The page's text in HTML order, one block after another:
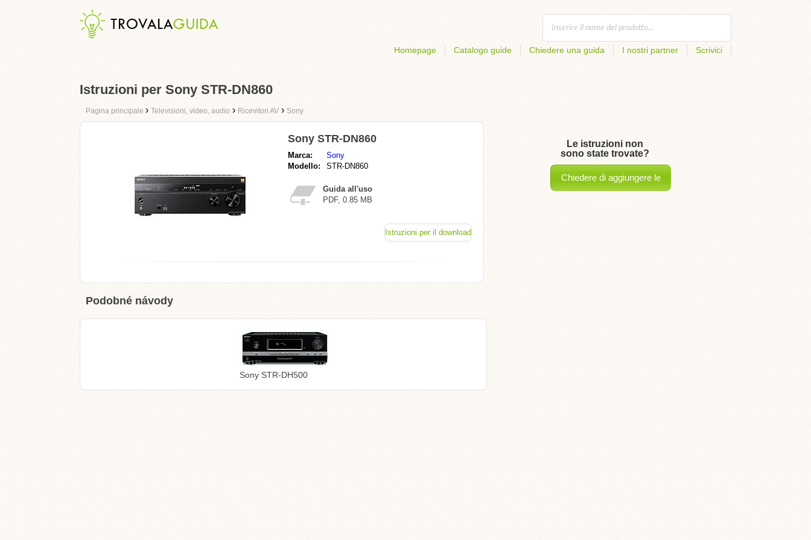
Homepage Catalogo guide Chiedere una guida I nostri partner Scrivici
Istruzioni per Sony STR-DN860
Pagina principale › Televisioni, video, audio › Ricevitori AV › Sony
Sony STR-DN860
Marca:
Sony
Modello:
STR-DN860
Guida all'uso
PDF, 0.85 MB
Istruzioni per il download
Podobné návody
Sony STR-DH500
Le istruzioni non
sono state trovate?
Chiedere di aggiungere le